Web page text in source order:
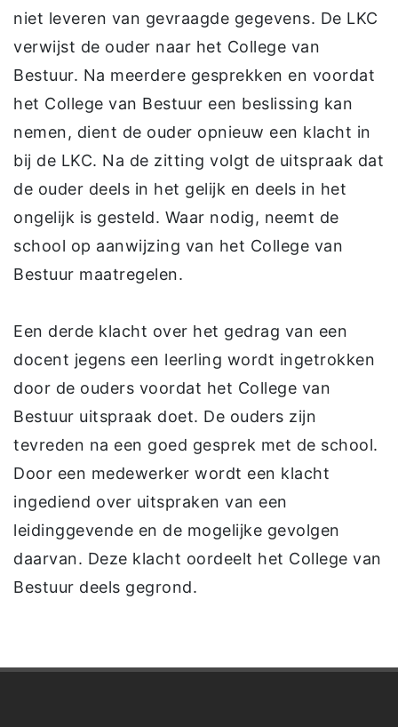
niet leveren van gevraagde gegevens. De LKC
verwijst de ouder naar het College van
Bestuur. Na meerdere gesprekken en voordat
het College van Bestuur een beslissing kan
nemen, dient de ouder opnieuw een klacht in
bij de LKC. Na de zitting volgt de uitspraak dat
de ouder deels in het gelijk en deels in het
ongelijk is gesteld. Waar nodig, neemt de
school op aanwijzing van het College van
Bestuur maatregelen.
Een derde klacht over het gedrag van een
docent jegens een leerling wordt ingetrokken
door de ouders voordat het College van
Bestuur uitspraak doet. De ouders zijn
tevreden na een goed gesprek met de school.
Door een medewerker wordt een klacht
ingediend over uitspraken van een
leidinggevende en de mogelijke gevolgen
daarvan. Deze klacht oordeelt het College van
Bestuur deels gegrond.